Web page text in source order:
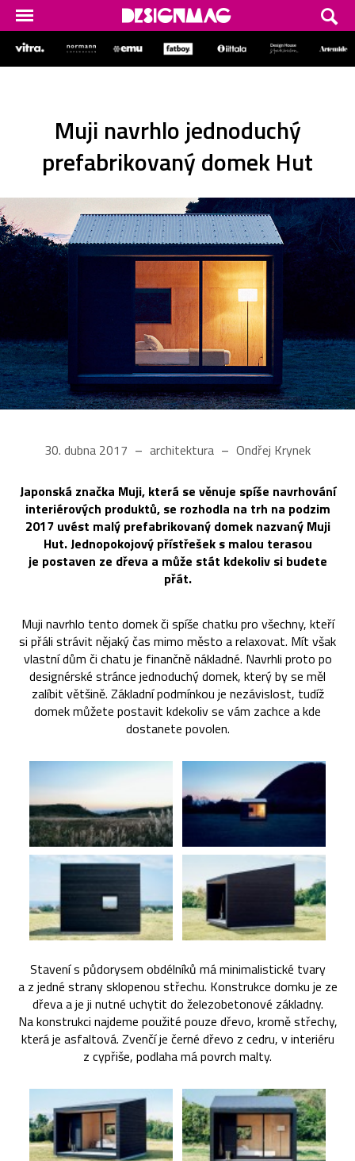
Muji navrhlo jednoduchý
prefabrikovaný domek Hut
30. dubna 2017 architektura Ondřej Krynek
Japonská značka Muji, která se věnuje spíše navrhování
interiérových produktů, se rozhodla na trh na podzim
2017 uvést malý prefabrikovaný domek nazvaný Muji
Hut. Jednopokojový přístřešek s malou terasou
je postaven ze dřeva a může stát kdekoliv si budete
přát.
Muji navrhlo tento domek či spíše chatku pro všechny, kteří
si přáli strávit nějaký čas mimo město a relaxovat. Mít však
vlastní dům či chatu je finančně nákladné. Navrhli proto po
designérské stránce jednoduchý domek, který by se měl
zalíbit většině. Základní podmínkou je nezávislost, tudíž
domek můžete postavit kdekoliv se vám zachce a kde
dostanete povolen.
Stavení s půdorysem obdélníků má minimalistické tvary
a z jedné strany sklopenou střechu. Konstrukce domku je ze
dřeva a je ji nutné uchytit do železobetonové základny.
Na konstrukci najdeme použité pouze dřevo, kromě střechy,
která je asfaltová. Zvenčí je černé dřevo z cedru, v interiéru
z cypřiše, podlaha má povrch malty.